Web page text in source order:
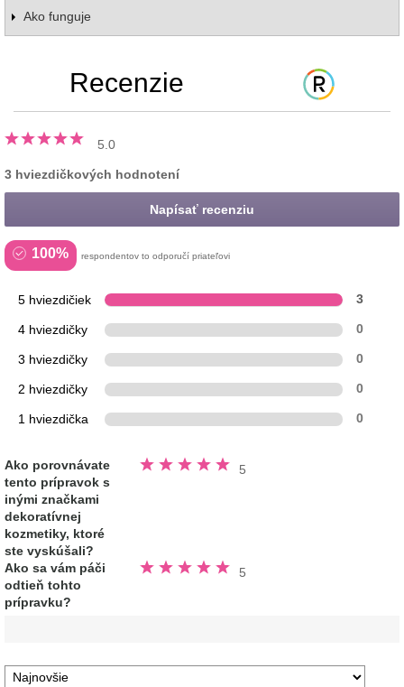
Ako funguje
Recenzie
5.0
3 hviezdičkových hodnotení
Napísať recenziu
100% respondentov to odporučí priateľovi
5 hviezdičiek 3
4 hviezdičky 0
3 hviezdičky 0
2 hviezdičky 0
1 hviezdička 0
Ako porovnávate
tento prípravok s
inými značkami
dekoratívnej
kozmetiky, ktoré
ste vyskúšali?
5
Hodnotené
5.0
Ako sa vám páči
odtieň tohto
prípravku?
5
Hodnotené
5.0